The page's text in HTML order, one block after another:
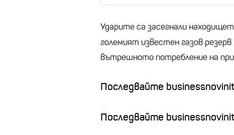
Ударите са засегнали
големият известен газов
вътрешното потребление на
Последвайте
Последвайте